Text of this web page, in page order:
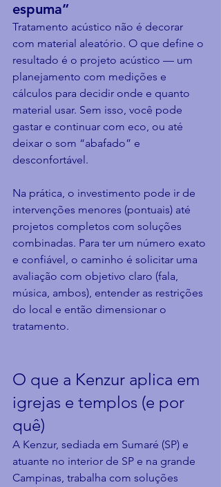
espuma”
Tratamento acústico não é decorar
com material aleatório. O que define o
resultado é o projeto acústico — um
planejamento com medições e
cálculos para decidir onde e quanto
material usar. Sem isso, você pode
gastar e continuar com eco, ou até
deixar o som “abafado” e
desconfortável.
Na prática, o investimento pode ir de
intervenções menores (pontuais) até
projetos completos com soluções
combinadas. Para ter um número exato
e confiável, o caminho é solicitar uma
avaliação com objetivo claro (fala,
música, ambos), entender as restrições
do local e então dimensionar o
tratamento.
O que a Kenzur aplica em
igrejas e templos (e por
quê)
A Kenzur, sediada em Sumaré (SP) e
atuante no interior de SP e na grande
Campinas, trabalha com soluções